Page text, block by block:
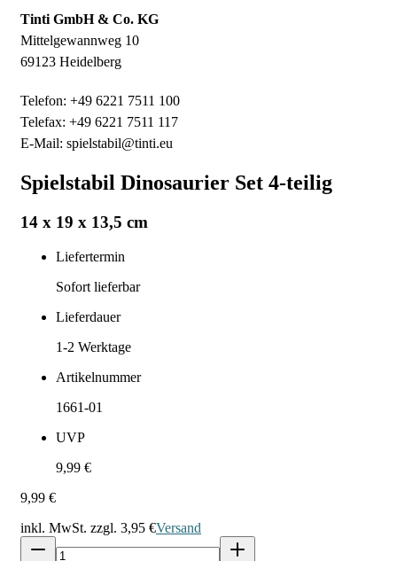
Tinti GmbH & Co. KG
Mittelgewannweg 10
69123 Heidelberg
Telefon: +49 6221 7511 100
Telefax: +49 6221 7511 117
E-Mail: spielstabil@tinti.eu
Spielstabil Dinosaurier Set 4-teilig
14 x 19 x 13,5 cm
Liefertermin
Sofort lieferbar
Lieferdauer
1-2 Werktage
Artikelnummer
1661-01
UVP
9,99 €
9,99 €
inkl. MwSt. zzgl. 3,95 €Versand